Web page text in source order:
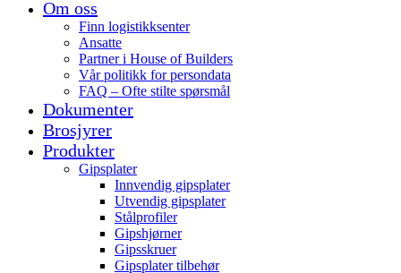
Om oss
Finn logistikksenter
Ansatte
Partner i House of Builders
Vår politikk for persondata
FAQ – Ofte stilte spørsmål
Dokumenter
Brosjyrer
Produkter
Gipsplater
Innvendig gipsplater
Utvendig gipsplater
Stålprofiler
Gipshjørner
Gipsskruer
Gipsplater tilbehør